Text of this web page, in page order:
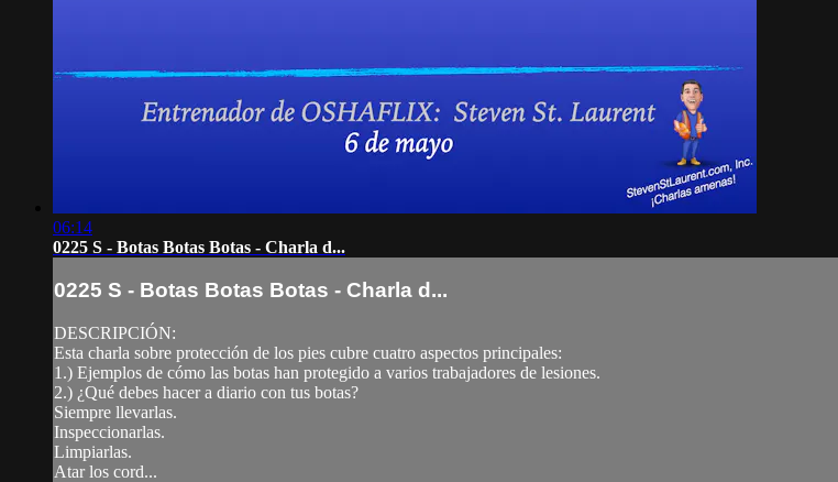
06:14
0225 S - Botas Botas Botas - Charla d...
0225 S - Botas Botas Botas - Charla d...
DESCRIPCIÓN:
Esta charla sobre protección de los pies cubre cuatro aspectos principales:
1.) Ejemplos de cómo las botas han protegido a varios trabajadores de lesiones.
2.) ¿Qué debes hacer a diario con tus botas?
Siempre llevarlas.
Inspeccionarlas.
Limpiarlas.
Atar los cord...